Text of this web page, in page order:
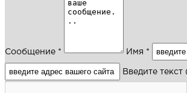
Сообщение * Имя *
Введите